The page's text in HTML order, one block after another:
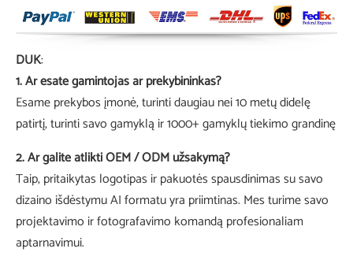
DUK:
1. Ar esate gamintojas ar prekybininkas?
Esame prekybos įmonė, turinti daugiau nei 10 metų didelę
patirtį, turinti savo gamyklą ir 1000+ gamyklų tiekimo grandinę
2. Ar galite atlikti OEM / ODM užsakymą?
Taip, pritaikytas logotipas ir pakuotės spausdinimas su savo
dizaino išdėstymu AI formatu yra priimtinas. Mes turime savo
projektavimo ir fotografavimo komandą profesionaliam
aptarnavimui.